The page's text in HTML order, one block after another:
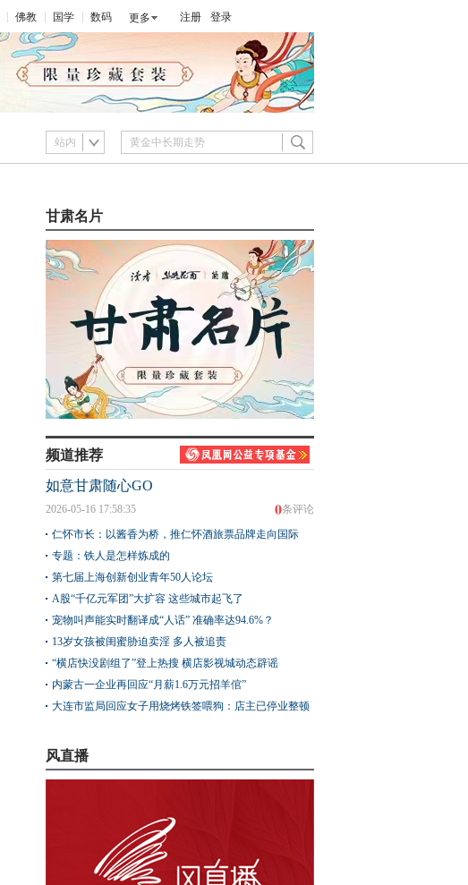
佛教 国学 数码 更多 注册 登录
站内
甘肃名片
频道推荐
如意甘肃随心GO
0条评论
2026-05-16 17:58:35
仁怀市长：以酱香为桥，推仁怀酒旅票品牌走向国际
专题：铁人是怎样炼成的
第七届上海创新创业青年50人论坛
A股“千亿元军团”大扩容 这些城市起飞了
宠物叫声能实时翻译成“人话” 准确率达94.6%？
13岁女孩被闺蜜胁迫卖淫 多人被追责
“横店快没剧组了”登上热搜 横店影视城动态辟谣
内蒙古一企业再回应“月薪1.6万元招羊倌”
大连市监局回应女子用烧烤铁签喂狗：店主已停业整顿
风直播